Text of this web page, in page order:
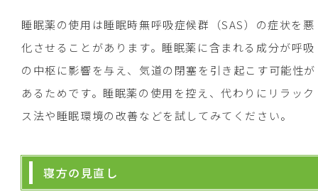
睡眠薬の使用は睡眠時無呼吸症候群（SAS）の症状を悪
化させることがあります。睡眠薬に含まれる成分が呼吸
の中枢に影響を与え、気道の閉塞を引き起こす可能性が
あるためです。睡眠薬の使用を控え、代わりにリラック
ス法や睡眠環境の改善などを試してみてください。
寝方の見直し